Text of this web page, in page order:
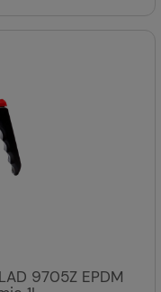
9705Z EPDM